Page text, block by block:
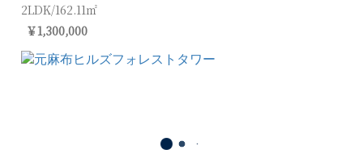
2LDK/162.11㎡
￥1,300,000